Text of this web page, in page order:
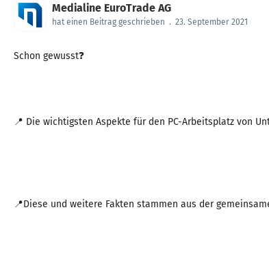
Medialine EuroTrade AG
hat einen Beitrag geschrieben . 23. September 2021
Schon gewusst❓
📍 Die wichtigsten Aspekte für den PC-Arbeitsplatz von
📍Diese und weitere Fakten stammen aus der